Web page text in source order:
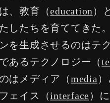
、教育（education ）
したちを育ててきた。
を生成させるのはテ
あるテクノロジー（
はメディア（media
ェイス（interface）